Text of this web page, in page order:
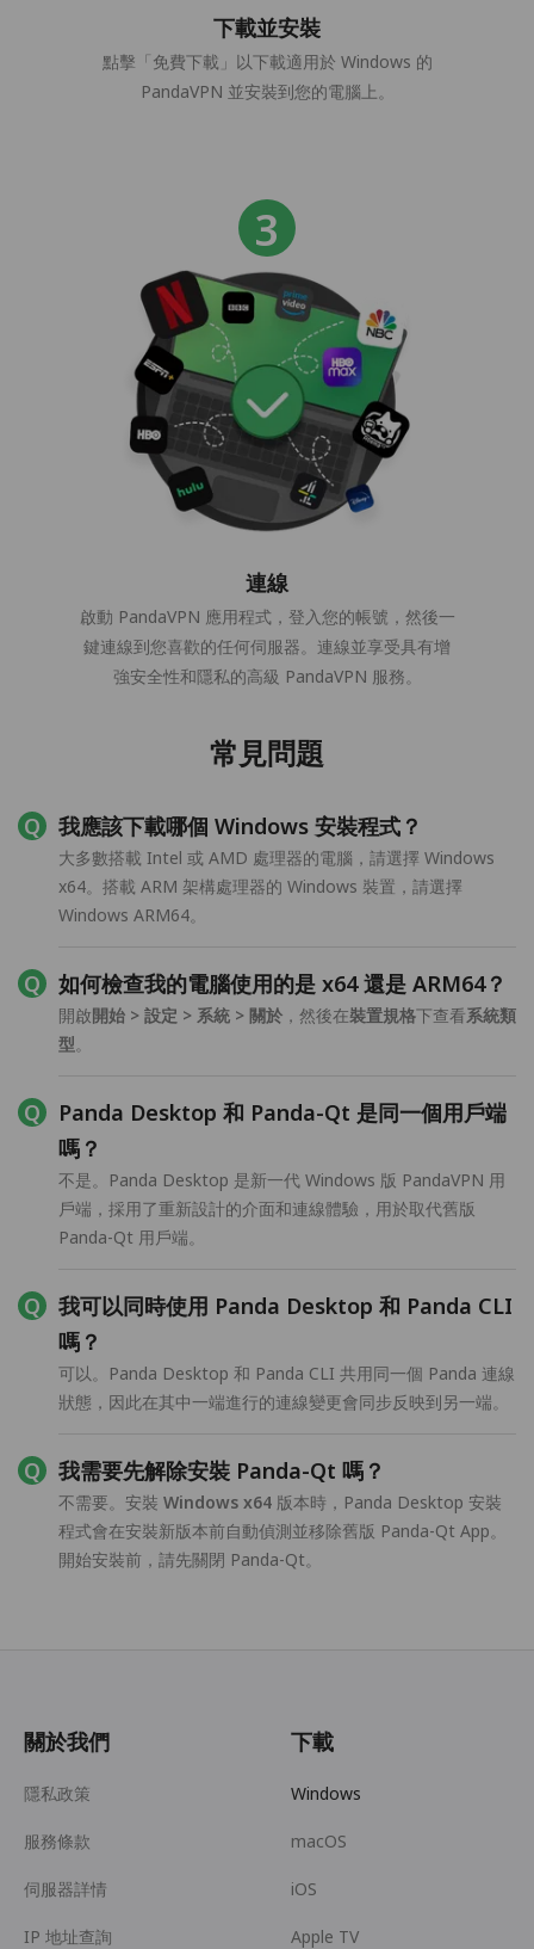
下載並安裝
點擊「免費下載」以下載適用於 Windows 的
PandaVPN 並安裝到您的電腦上。
連線
啟動 PandaVPN 應用程式，登入您的帳號，然後一
鍵連線到您喜歡的任何伺服器。連線並享受具有增
強安全性和隱私的高級 PandaVPN 服務。
常見問題
我應該下載哪個 Windows 安裝程式？
大多數搭載 Intel 或 AMD 處理器的電腦，請選擇 Windows
x64。搭載 ARM 架構處理器的 Windows 裝置，請選擇
Windows ARM64。
如何檢查我的電腦使用的是 x64 還是 ARM64？
開啟開始 > 設定 > 系統 > 關於 ，然後在裝置規格下查看系統類
型。
Panda Desktop 和 Panda-Qt 是同一個用戶端
嗎？
不是。Panda Desktop 是新一代 Windows 版 PandaVPN 用
戶端，採用了重新設計的介面和連線體驗，用於取代舊版
Panda-Qt 用戶端。
我可以同時使用 Panda Desktop 和 Panda CLI
嗎？
可以。Panda Desktop 和 Panda CLI 共用同一個 Panda 連線
狀態，因此在其中一端進行的連線變更會同步反映到另一端。
我需要先解除安裝 Panda-Qt 嗎？
不需要。安裝 Windows x64 版本時，Panda Desktop 安裝
程式會在安裝新版本前自動偵測並移除舊版 Panda-Qt App。
開始安裝前，請先關閉 Panda-Qt。
關於我們
隱私政策
服務條款
伺服器詳情
IP 地址查詢
下載
Windows
macOS
iOS
Apple TV